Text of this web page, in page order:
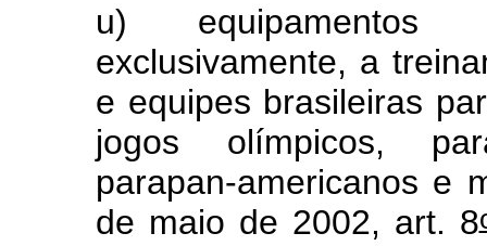
u) equipamentos
exclusivamente, a
e equipes brasileiras
jogos olímpicos,
parapan-americanos e
de maio de 2002, art. 8